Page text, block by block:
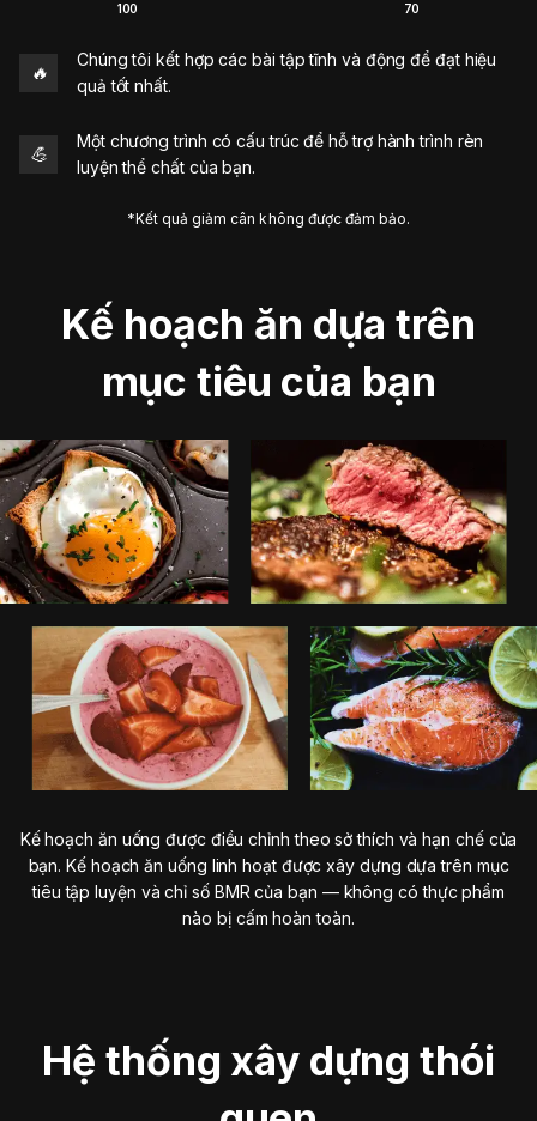
100 70
🔥
Chúng tôi kết hợp các bài tập tĩnh và động để đạt hiệu
quả tốt nhất.
💪
Một chương trình có cấu trúc để hỗ trợ hành trình rèn
luyện thể chất của bạn.
*Kết quả giảm cân không được đảm bảo.
Kế hoạch ăn dựa trên
mục tiêu của bạn
Kế hoạch ăn uống được điều chỉnh theo sở thích và hạn chế của
bạn. Kế hoạch ăn uống linh hoạt được xây dựng dựa trên mục
tiêu tập luyện và chỉ số BMR của bạn — không có thực phẩm
nào bị cấm hoàn toàn.
Hệ thống xây dựng thói